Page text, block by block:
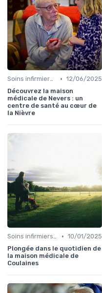
Soins infirmiers à domicile • 12/06/2025
Découvrez la maison
médicale de Nevers : un
centre de santé au cœur de
la Nièvre
Soins infirmiers à domicile • 10/01/2025
Plongée dans le quotidien de
la maison médicale de
Coulaines